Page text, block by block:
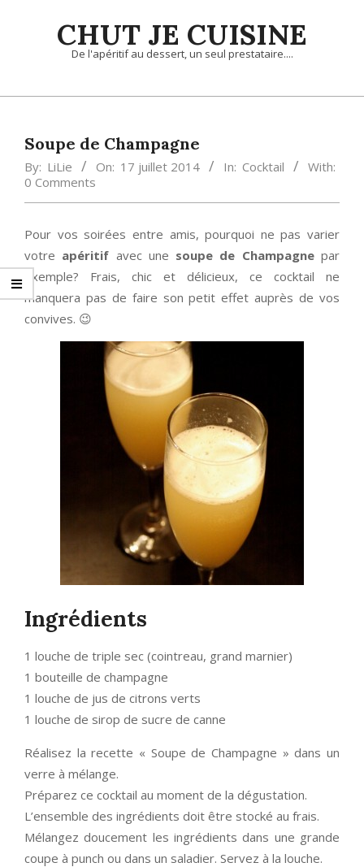
CHUT JE CUISINE
De l'apéritif au dessert, un seul prestataire....
Primary
MenuSoupe de Champagne
By: LiLie On: 17 juillet 2014 In: Cocktail
With:
0 Comments
Pour vos soirées entre amis, pourquoi ne pas varier
votre apéritif avec une soupe de Champagnepar
exemple? Frais, chic et délicieux, ce cocktail ne
manquera pas de faire son petit effet auprès de vos
convives. 😉
Ingrédients
1 louche de triple sec (cointreau, grand marnier)
1 bouteille de champagne
1 louche de jus de citrons verts
1 louche de sirop de sucre de canne
Réalisez la recette « Soupe de Champagne » dans un
verre à mélange.
Préparez ce cocktail au moment de la dégustation.
L’ensemble des ingrédients doit être stocké au frais.
Mélangez doucement les ingrédients dans une grande
coupe à punch ou dans un saladier. Servez à la louche.